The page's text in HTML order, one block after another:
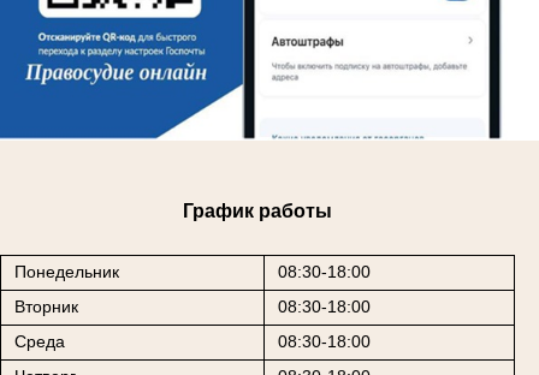
График работы
Понедельник
08:30-18:00
Вторник
08:30-18:00
Среда
08:30-18:00